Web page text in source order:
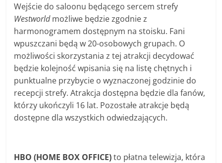
Wejście do saloonu będącego sercem strefy
Westworldmożliwe będzie zgodnie z
harmonogramem dostępnym na stoisku. Fani
wpuszczani będą w 20-osobowych grupach. O
możliwości skorzystania z tej atrakcji decydować
będzie kolejność wpisania się na listę chętnych i
punktualne przybycie o wyznaczonej godzinie do
recepcji strefy. Atrakcja dostępna będzie dla fanów,
którzy ukończyli 16 lat. Pozostałe atrakcje będą
dostępne dla wszystkich odwiedzających.
HBO (HOME BOX OFFICE)to płatna telewizja, która